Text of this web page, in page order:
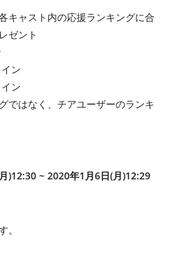
キャスト内の応援ランキングに合
ゼント
ン
ン
ではなく、チアユーザーのランキ
)12:30 ~ 2020年1月6日(月)12:29
。